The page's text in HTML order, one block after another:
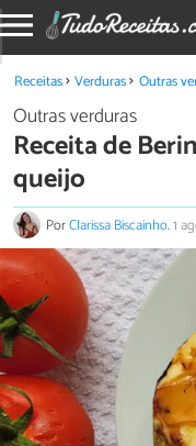
Receitas Verduras Outras
Outras verduras
Receita de
queijo
PorClarissa Biscainho.1